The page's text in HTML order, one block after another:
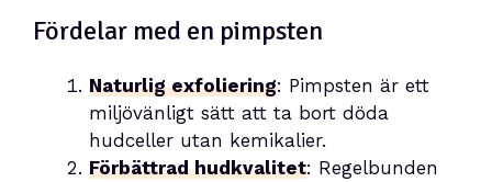
Fördelar med en pimpsten
Naturlig exfoliering: Pimpsten är ett
miljövänligt sätt att ta bort döda
hudceller utan kemikalier.
Förbättrad hudkvalitet: Regelbunden